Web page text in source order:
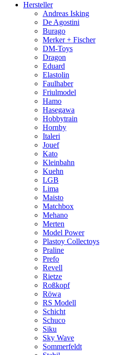
Hersteller
Andreas Isking
De Agostini
Burago
Merker + Fischer
DM-Toys
Dragon
Eduard
Elastolin
Faulhaber
Friulmodel
Hamo
Hasegawa
Hobbytrain
Hornby
Italeri
Jouef
Kato
Kleinbahn
Kuehn
LGB
Lima
Maisto
Matchbox
Mehano
Merten
Model Power
Plastoy Collectoys
Praline
Prefo
Revell
Rietze
Roßkopf
Röwa
RS Modell
Schicht
Schuco
Siku
Sky Wave
Sommerfeldt